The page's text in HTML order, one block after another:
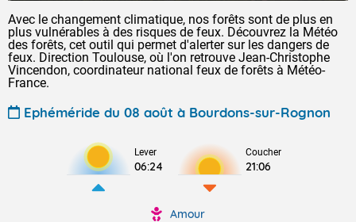
Avec le changement climatique, nos forêts sont de plus en
plus vulnérables à des risques de feux. Découvrez la Météo
des forêts, cet outil qui permet d'alerter sur les dangers de
feux. Direction Toulouse, où l'on retrouve Jean-Christophe
Vincendon, coordinateur national feux de forêts à Météo-
France.
Ephéméride du 08 août à Bourdons-sur-Rognon
Lever
06:24
Coucher
21:06
Amour